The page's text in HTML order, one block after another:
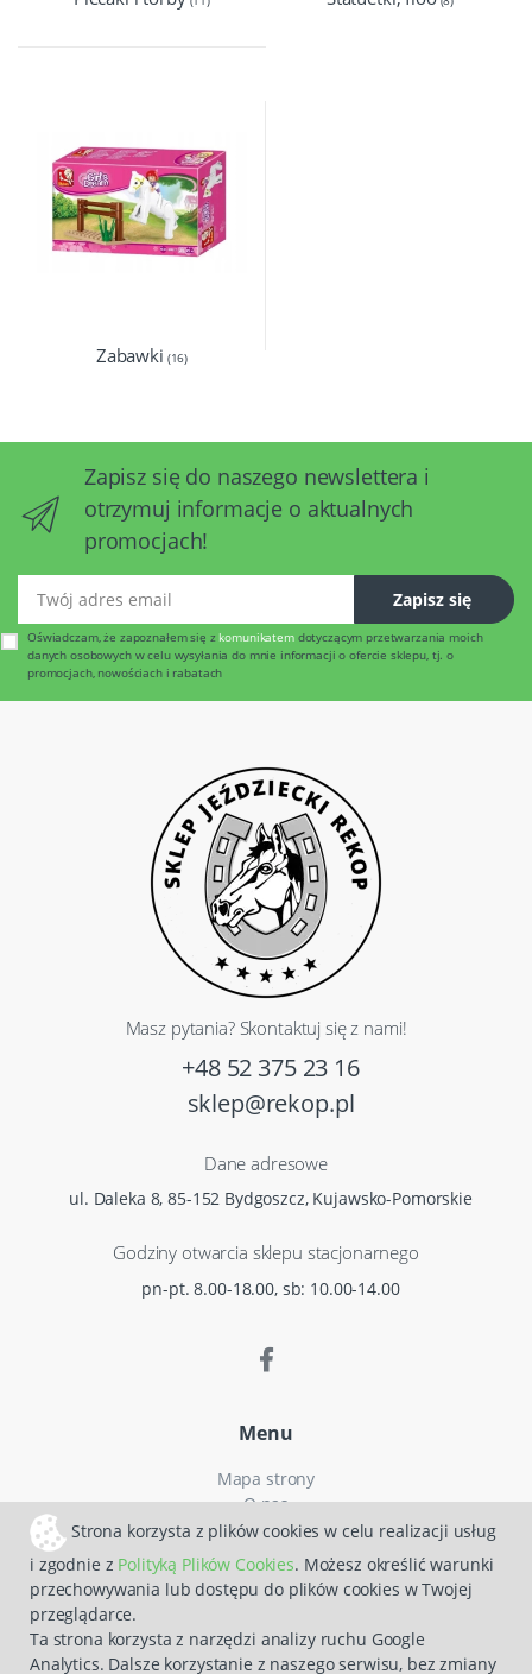
Strona korzysta z plików cookies w celu realizacji usług
i zgodnie z Polityką Plików Cookies. Możesz określić warunki
przechowywania lub dostępu do plików cookies w Twojej
przeglądarce.
Ta strona korzysta z narzędzi analizy ruchu Google
Analytics. Dalsze korzystanie z naszego serwisu, bez zmiany
Zabawki (16)
Zapisz się do naszego newslettera i
otrzymuj informacje o aktualnych
promocjach!
Zapisz się
Oświadczam, że zapoznałem się z komunikatemdotyczącym przetwarzania moich
danych osobowych w celu wysyłania do mnie informacji o ofercie sklepu, tj. o
promocjach, nowościach i rabatach
Masz pytania? Skontaktuj się z nami!
+48 52 375 23 16
sklep@rekop.pl
Dane adresowe
ul. Daleka 8, 85-152 Bydgoszcz, Kujawsko-Pomorskie
Godziny otwarcia sklepu stacjonarnego
pn-pt. 8.00-18.00, sb: 10.00-14.00
Menu
Mapa strony
O nas
Czas i koszty dostawy
Reklamacje
Regulamin zakupów
Polityka prywatności
Zwroty